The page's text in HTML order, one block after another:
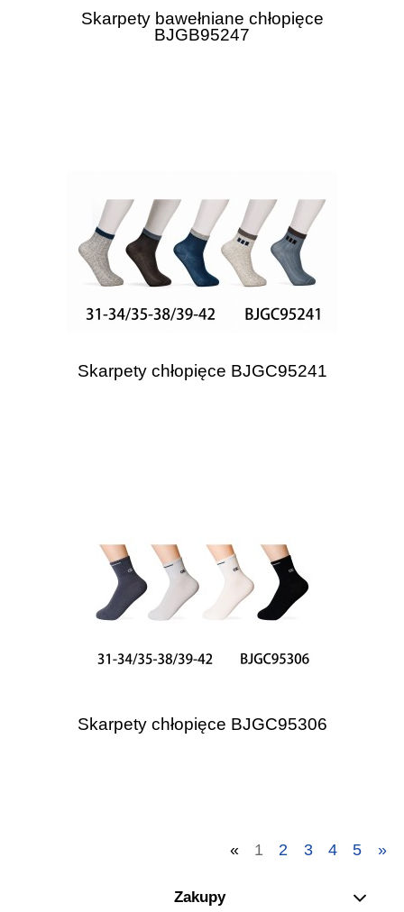
Skarpety bawełniane chłopięce
BJGB95247
Skarpety chłopięce BJGC95241
Skarpety chłopięce BJGC95306
« 1 2 3 4 5 »
Zakupy